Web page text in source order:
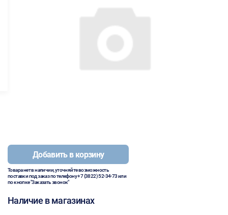
Добавить в корзину
Товара нет в наличии, уточняйте возможность
поставки под заказ по телефону+7 (3822) 52-34-73или
по кнопке "Заказать звонок"
Наличие в магазинах